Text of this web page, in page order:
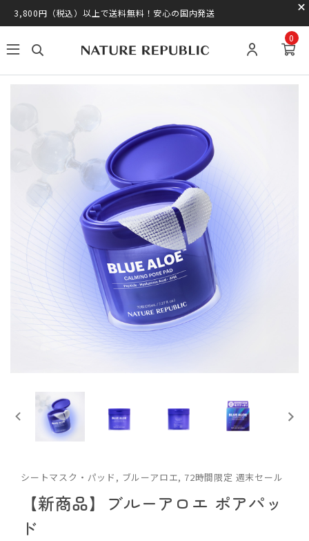
3,800円（税込）以上で送料無料！安心の国内発送
0
シートマスク・パッド, ブルーアロエ, 72時間限定 週末セール
【新商品】ブルーアロエ ポアパッ
ド